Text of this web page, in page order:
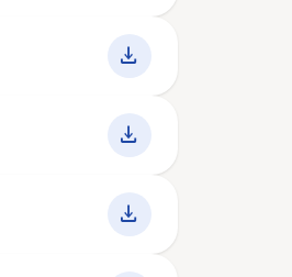
download
download
download